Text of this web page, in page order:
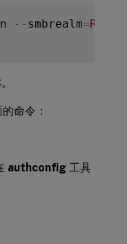
-- smbrealm=REALM
命令：
authconfig 工具